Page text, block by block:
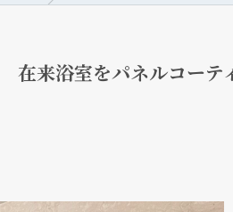
来浴室をパネルコーテ